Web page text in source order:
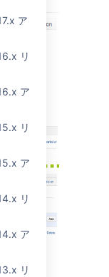
ア
リ
ア
リ
ア
リ
ア
リ